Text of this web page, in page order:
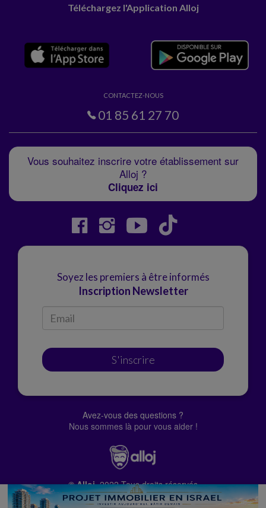
Téléchargez l'Application Alloj
CONTACTEZ-NOUS
01 85 61 27 70
Vous souhaitez inscrire votre établissement sur
Alloj ?
Cliquez ici
Soyez les premiers à être informés
Inscription Newsletter
S'inscrire
Avez-vous des questions ?
Nous sommes là pour vous aider !
© Alloj.2022 Tous droits réservés